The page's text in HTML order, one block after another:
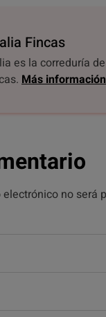
Fincas
es la correduría
Más información
no será